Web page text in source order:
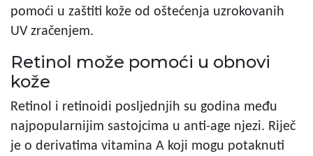
pomoći u zaštiti kože od oštećenja uzrokovanih
UV zračenjem.
Retinol može pomoći u obnovi
kože
Retinol i retinoidi posljednjih su godina među
najpopularnijim sastojcima u anti-age njezi. Riječ
je o derivatima vitamina A koji mogu potaknuti